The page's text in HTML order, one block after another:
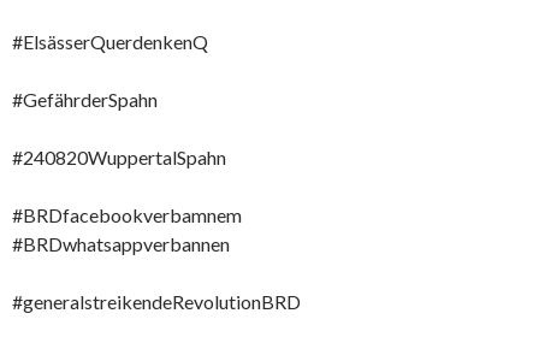
#ElsässerQuerdenkenQ
#GefährderSpahn
#240820WuppertalSpahn
#BRDfacebookverbamnem
#BRDwhatsappverbannen
#generalstreikendeRevolutionBRD